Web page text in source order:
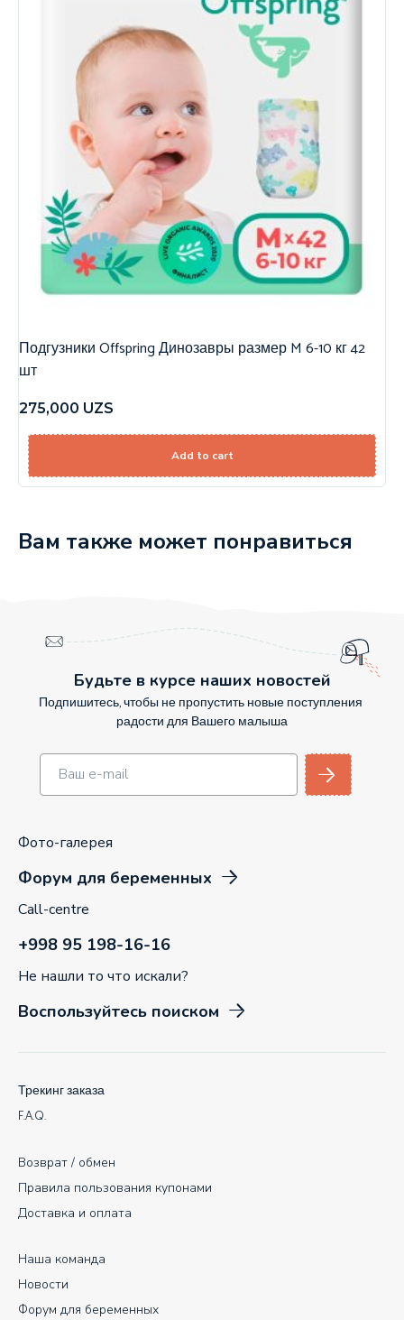
Подгузники Offspring Динозавры размер M 6-10 кг 42
шт
275,000 UZS
Add to cart
Вам также может понравиться
Будьте в курсе наших новостей
Подпишитесь, чтобы не пропустить новые поступления
радости для Вашего малыша
Фото-галерея
Форум для беременных
Call-centre
+998 95 198-16-16
Не нашли то что искали?
Воспользуйтесь поиском
Наша команда
Новости
Форум для беременных
Возврат / обмен
Правила пользования купонами
Доставка и оплата
Трекинг заказа
F.A.Q.